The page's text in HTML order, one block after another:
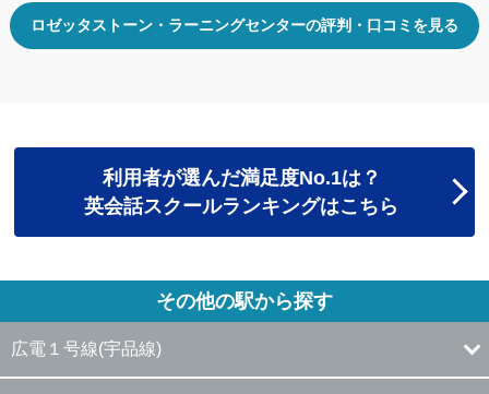
ロゼッタストーン・ラーニングセンターの評判・口コミを見る
利用者が選んだ満足度No.1は？
英会話スクールランキングはこちら
その他の駅から探す
広電１号線(宇品線)